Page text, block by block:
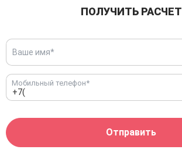
ПОЛУЧИТЬ РАСЧЕТ
Мобильный телефон*